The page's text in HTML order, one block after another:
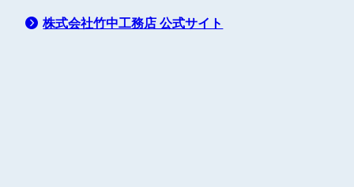
株式会社竹中工務店 公式サイト